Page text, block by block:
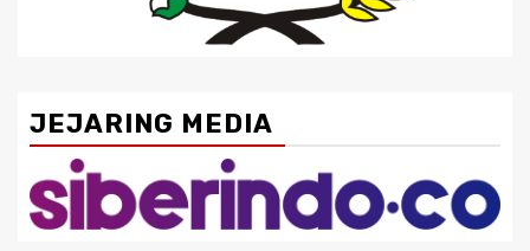
JEJARING MEDIA